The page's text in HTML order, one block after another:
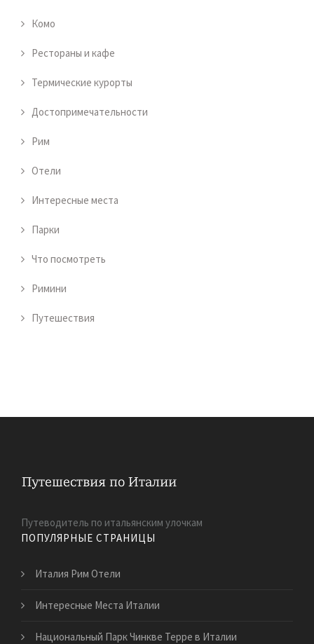
Комо
Рестораны и кафе
Термические курорты
Достопримечательности
Рим
Отели
Интересные места
Парки
Что посмотреть
Римини
Путешествия
Путеводитель по итальянским улочкам
ПОПУЛЯРНЫЕ СТРАНИЦЫ
Италия Рим Отели
Интересные Места Италии
Национальный Парк Чинкве Терре в Италии